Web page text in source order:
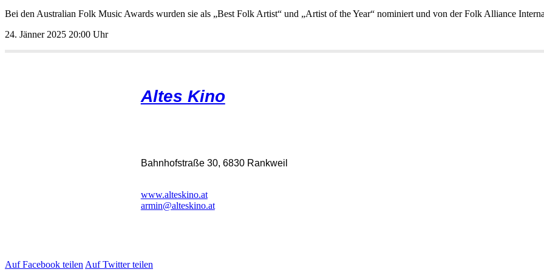
24.Jänner202520:00Uhr
AltesKino
Bahnhofstraße30,6830Rankweil
www.alteskino.at
armin@alteskino.at
AufFacebookteilen AufTwitterteilen